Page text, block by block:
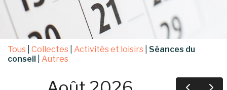
Tous Collectes Activités et loisirs
Séances du
conseil Autres